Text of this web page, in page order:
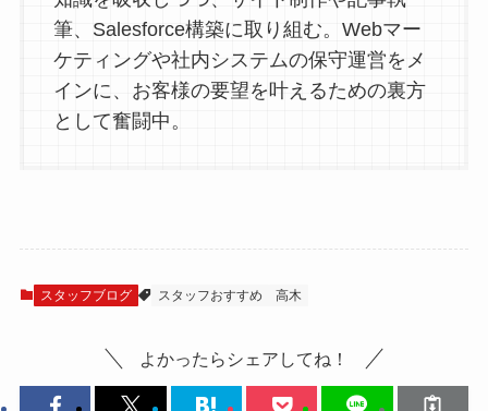
筆、Salesforce構築に取り組む。Webマー
ケティングや社内システムの保守運営をメ
インに、お客様の要望を叶えるための裏方
として奮闘中。
スタッフブログ スタッフおすすめ 高木
よかったらシェアしてね！